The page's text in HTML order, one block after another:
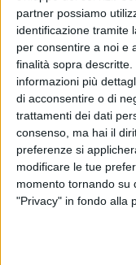
partner possiamo
identificazione tramite
per consentire a noi e
finalità sopra
informazioni più
di acconsentire o di
trattamenti dei dati
consenso, ma hai il
preferenze si
modificare le tue
momento tornando su
"Privacy" in fondo alla
BISCEGLIE -
La Star
terzo
BISCEGLIE -
Star
marcia
ITALIA - 25